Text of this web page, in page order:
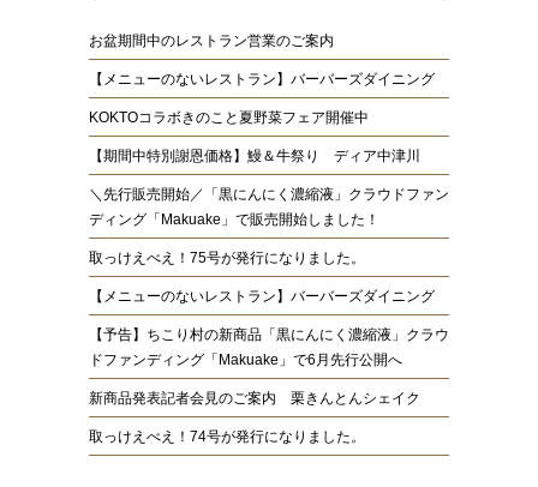
お盆期間中のレストラン営業のご案内
【メニューのないレストラン】バーバーズダイニング
KOKTOコラボきのこと夏野菜フェア開催中
【期間中特別謝恩価格】鰻＆牛祭り ディア中津川
＼先行販売開始／「黒にんにく濃縮液」クラウドファン
ディング「Makuake」で販売開始しました！
取っけえべえ！75号が発行になりました。
【メニューのないレストラン】バーバーズダイニング
【予告】ちこり村の新商品「黒にんにく濃縮液」クラウ
ドファンディング「Makuake」で6月先行公開へ
新商品発表記者会見のご案内 栗きんとんシェイク
取っけえべえ！74号が発行になりました。